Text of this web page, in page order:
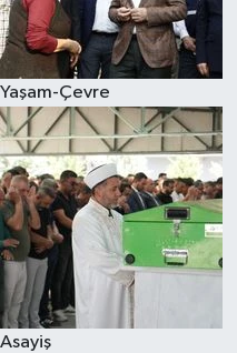
Yaşam-Çevre
Asayiş
Siyaset
Teknoloji
Televizyon
Yaşam-Çevre